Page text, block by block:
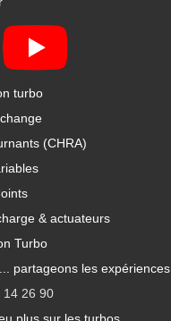
turbo
(CHRA)
& actuateurs
Turbo
partageons les expériences
26 90